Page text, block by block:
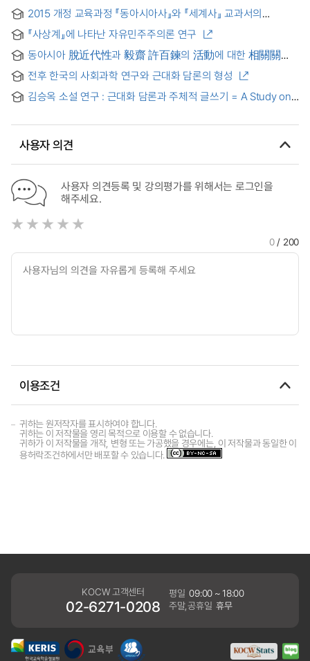
2015 개정 교육과정 『동아시아사』와 『세계사』 교과서의
비교 분석
『사상계』에 나타난 자유민주주의론 연구
동아시아 脫近代性과 毅齋 許百鍊의 活動에 대한 相關關係
Huh Baek-ryun's Art and Social Activity
전후 한국의 사회과학 연구와 근대화 담론의 형성
김승옥 소설 연구 : 근대화 담론과 주체적 글쓰기 = A Study on
사용자 의견
사용자 의견등록 및 강의평가를 위해서는 로그인을
해주세요.
0/ 200
이용조건
귀하는 원저작자를 표시하여야 합니다.
귀하는 이 저작물을 영리 목적으로 이용할 수 없습니다.
귀하가 이 저작물을 개작, 변형 또는 가공했을 경우에는, 이 저작물과 동일한 이
용허락조건하에서만 배포할 수 있습니다.
KOCW 고객센터
02-6271-0208
평일 09:00 ~ 18:00
주말,공휴일 휴무